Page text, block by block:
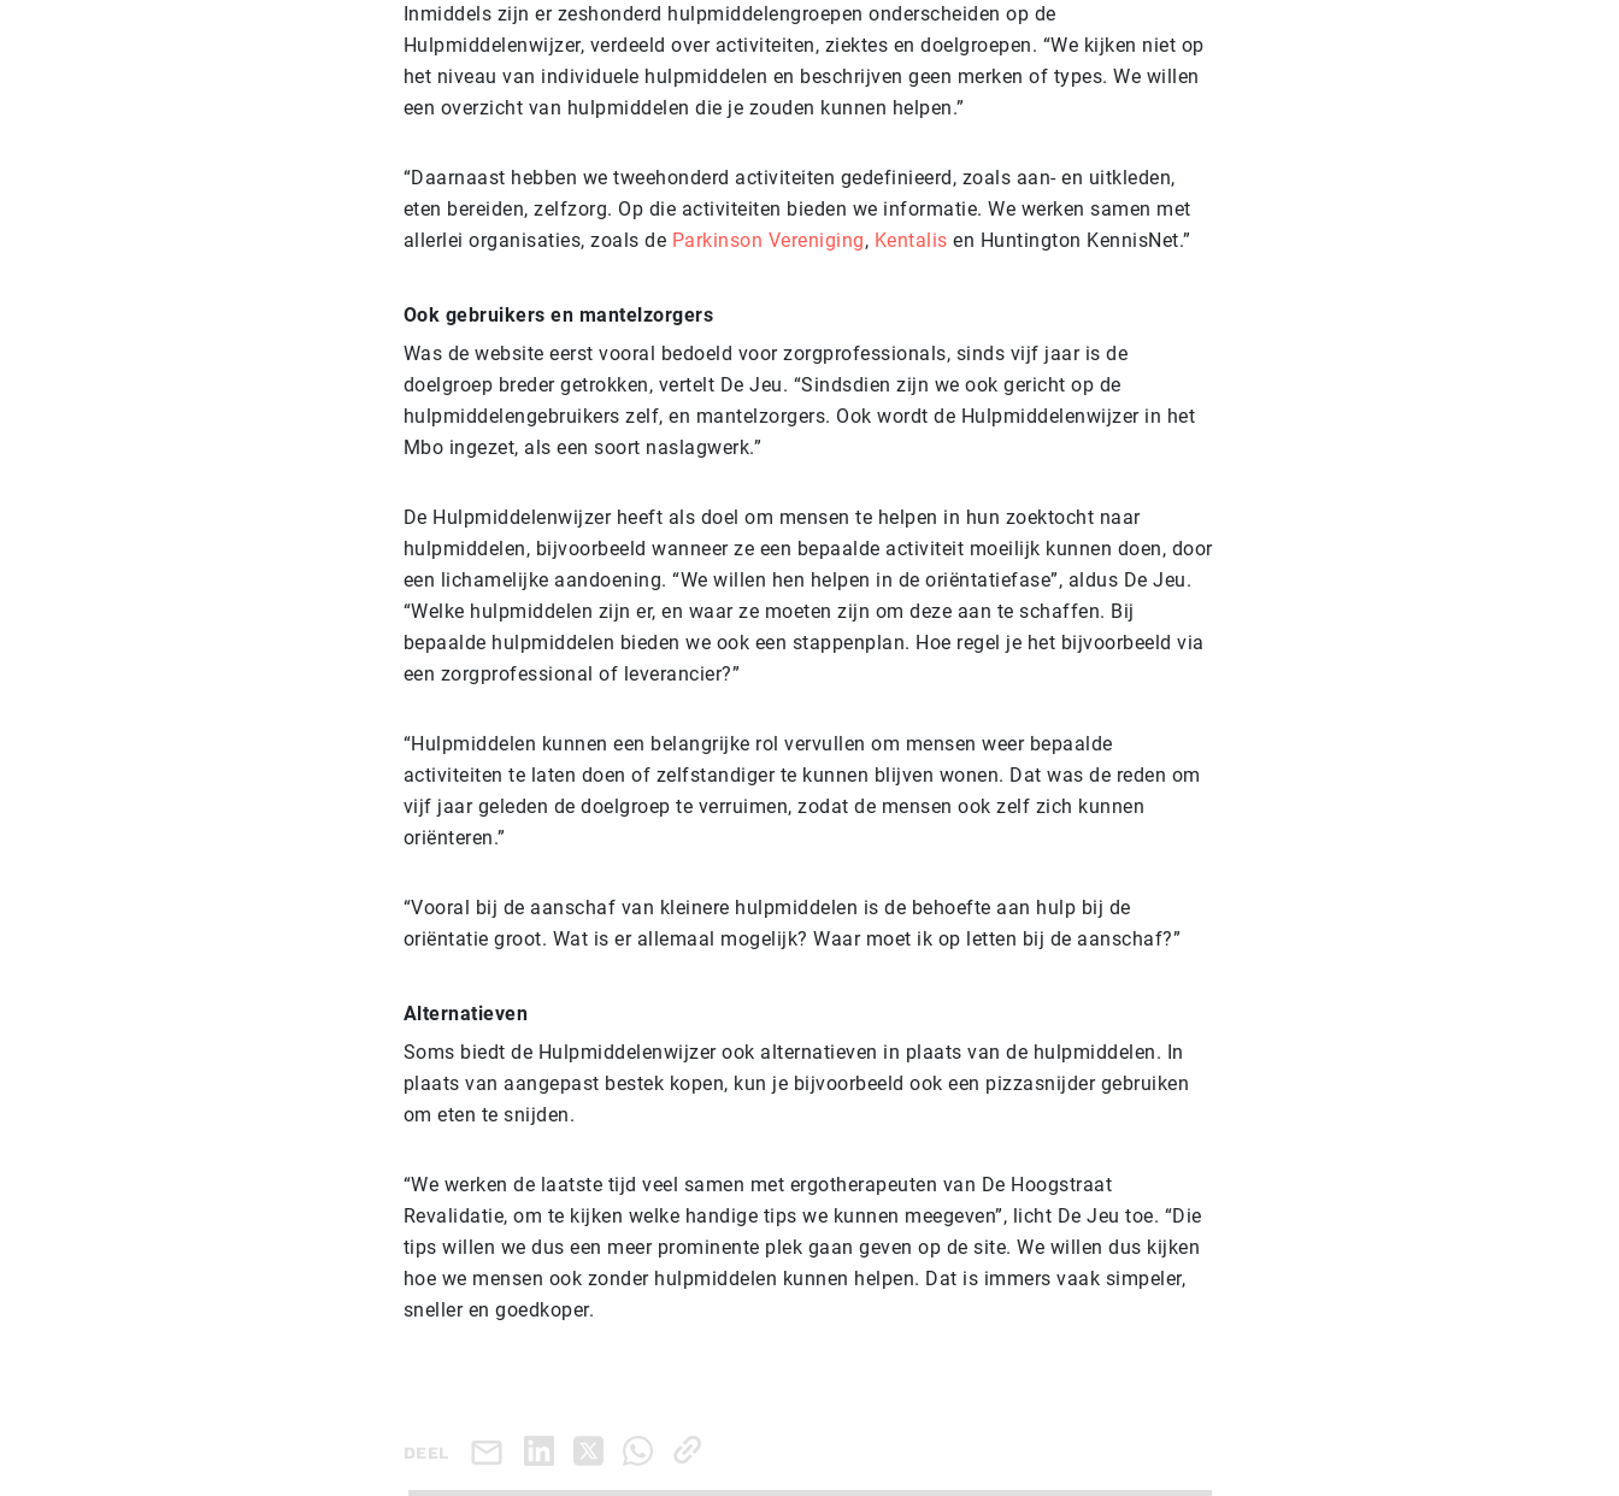
Inmiddels zijn er zeshonderd hulpmiddelengroepen onderscheiden op de
Hulpmiddelenwijzer, verdeeld over activiteiten, ziektes en doelgroepen. “We kijken niet op
het niveau van individuele hulpmiddelen en beschrijven geen merken of types. We willen
een overzicht van hulpmiddelen die je zouden kunnen helpen.”
“Daarnaast hebben we tweehonderd activiteiten gedefinieerd, zoals aan- en uitkleden,
eten bereiden, zelfzorg. Op die activiteiten bieden we informatie. We werken samen met
allerlei organisaties, zoals de Parkinson Vereniging, Kentalis en Huntington KennisNet.”
Ook gebruikers en mantelzorgers
Was de website eerst vooral bedoeld voor zorgprofessionals, sinds vijf jaar is de
doelgroep breder getrokken, vertelt De Jeu. “Sindsdien zijn we ook gericht op de
hulpmiddelengebruikers zelf, en mantelzorgers. Ook wordt de Hulpmiddelenwijzer in het
Mbo ingezet, als een soort naslagwerk.”
De Hulpmiddelenwijzer heeft als doel om mensen te helpen in hun zoektocht naar
hulpmiddelen, bijvoorbeeld wanneer ze een bepaalde activiteit moeilijk kunnen doen, door
een lichamelijke aandoening. “We willen hen helpen in de oriëntatiefase”, aldus De Jeu.
“Welke hulpmiddelen zijn er, en waar ze moeten zijn om deze aan te schaffen. Bij
bepaalde hulpmiddelen bieden we ook een stappenplan. Hoe regel je het bijvoorbeeld via
een zorgprofessional of leverancier?”
“Hulpmiddelen kunnen een belangrijke rol vervullen om mensen weer bepaalde
activiteiten te laten doen of zelfstandiger te kunnen blijven wonen. Dat was de reden om
vijf jaar geleden de doelgroep te verruimen, zodat de mensen ook zelf zich kunnen
oriënteren.”
“Vooral bij de aanschaf van kleinere hulpmiddelen is de behoefte aan hulp bij de
oriëntatie groot. Wat is er allemaal mogelijk? Waar moet ik op letten bij de aanschaf?”
Alternatieven
Soms biedt de Hulpmiddelenwijzer ook alternatieven in plaats van de hulpmiddelen. In
plaats van aangepast bestek kopen, kun je bijvoorbeeld ook een pizzasnijder gebruiken
om eten te snijden.
“We werken de laatste tijd veel samen met ergotherapeuten van De Hoogstraat
Revalidatie, om te kijken welke handige tips we kunnen meegeven”, licht De Jeu toe. “Die
tips willen we dus een meer prominente plek gaan geven op de site. We willen dus kijken
hoe we mensen ook zonder hulpmiddelen kunnen helpen. Dat is immers vaak simpeler,
sneller en goedkoper.
DEEL